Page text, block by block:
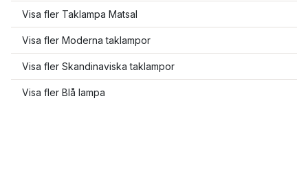
Visa fler Taklampa Matsal
Visa fler Moderna taklampor
Visa fler Skandinaviska taklampor
Visa fler Blå lampa